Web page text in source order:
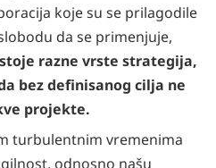
koje su se prilagodile
da se primenjuje,
razne vrste strategija,
bez definisanog cilja ne
projekte.
turbulentnim vremenima
odnosno našu